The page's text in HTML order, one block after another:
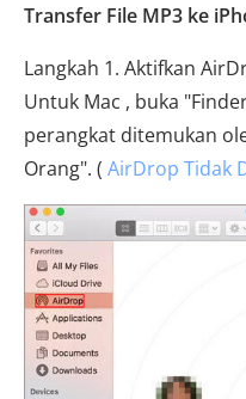
Transfer File MP3 ke
Langkah 1. Aktifkan
Untuk Mac , buka
perangkat ditemukan
Orang". ( AirDrop Tidak